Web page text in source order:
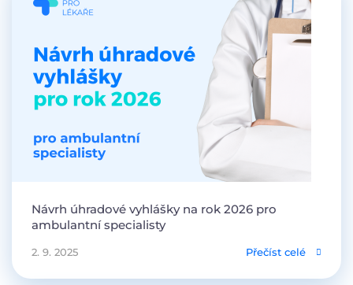
Návrh úhradové vyhlášky na rok 2026 pro
ambulantní specialisty
2. 9. 2025 Přečíst celé